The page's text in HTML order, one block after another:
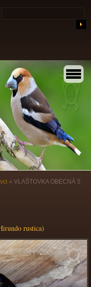
» VLAŠTOVKA OBECNÁ 5
rustica)